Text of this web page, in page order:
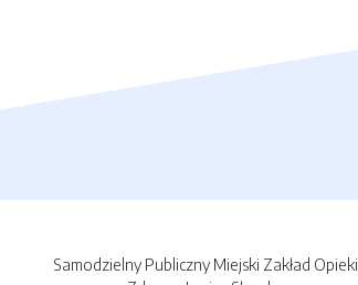
Samodzielny Publiczny Miejski Zakład Opieki